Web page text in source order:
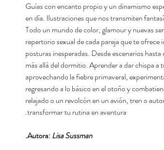
Guías con encanto propio y un dinamismo
en día. Ilustraciones que nos transmiten
Todo un mundo de color, glamour y nuevas
repertorio sexual de cada pareja que te ofrece
posturas inesperadas. Desde escenarios
más allá del dormitio. Aprender a dar chispa a
aprovechando la fiebre primaveral,
regresando a lo básico en el otoño y
relajado o un revolcón en un avión, tren o
transformar tu rutina en aventura.
Autora:Lisa Sussman.